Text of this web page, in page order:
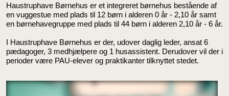
Haustruphave Børnehus er et integreret børnehus bestående af
en vuggestue med plads til 12 børn i alderen 0 år - 2,10 år samt
en børnehavegruppe med plads til 44 børn i alderen 2,10 år - 6 år.
I Haustruphave Børnehus er der, udover daglig leder, ansat 6
pædagoger, 3 medhjælpere og 1 husassistent. Derudover vil der i
perioder være PAU-elever og praktikanter tilknyttet stedet.